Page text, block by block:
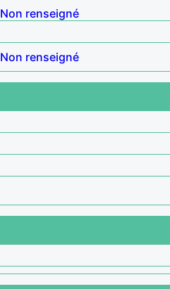
Non renseigné
Non renseigné